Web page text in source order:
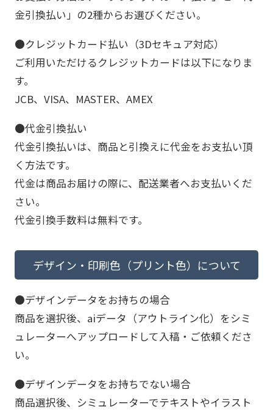
金引換払い」の2種からお選びください。
●クレジットカード払い（3Dセキュア対応）
ご利用いただけるクレジットカードは以下になりま
す。
JCB、VISA、MASTER、AMEX
●代金引換払い
代金引換払いは、商品と引換えに代金をお支払い頂
く方法です。
代金は商品お届けの際に、配送業者へお支払いくだ
さい。
代金引換手数料は無料です。
デザイン・印刷色（プリント色）について
●デザインデータをお持ちの場合
商品を選択後、aiデータ（アウトライン化）をシミ
ュレーターへアップロードして入稿・ご依頼くださ
い。
●デザインデータをお持ちでない場合
商品選択後、シミュレーターでテキストやイラスト